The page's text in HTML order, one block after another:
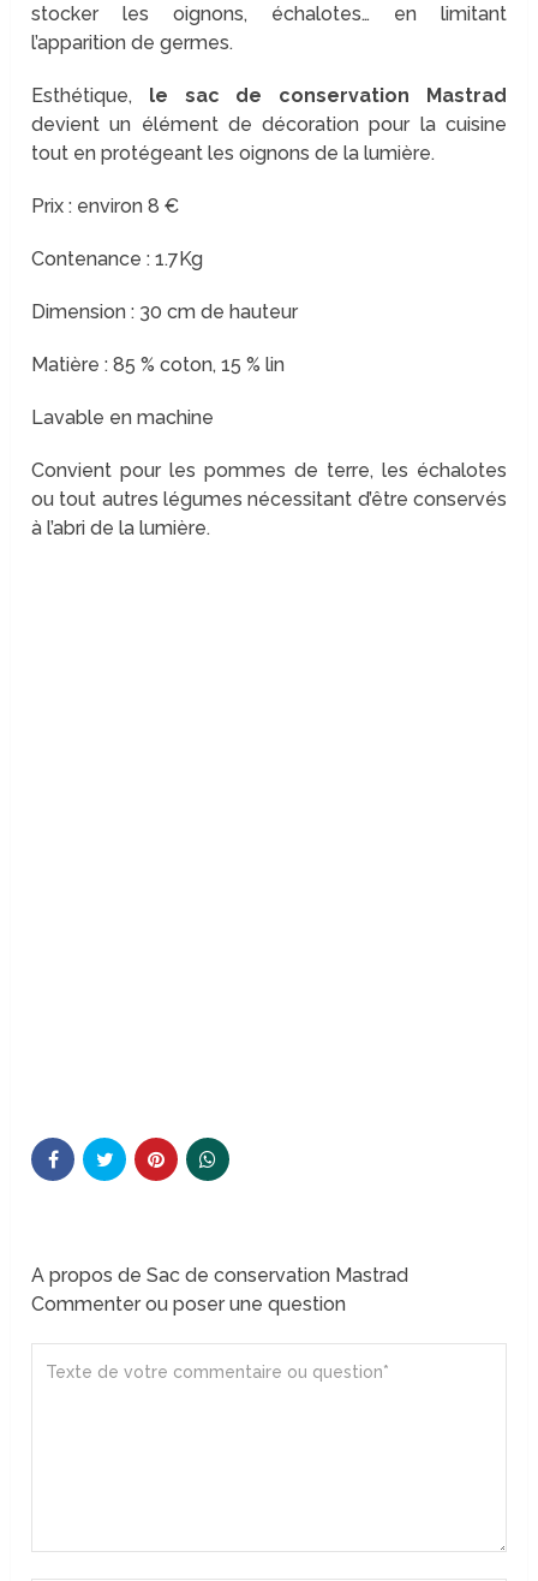
stocker les oignons, échalotes… en limitant
l’apparition de germes.
Esthétique, le sac de conservation Mastrad
devient un élément de décoration pour la cuisine
tout en protégeant les oignons de la lumière.
Prix : environ 8 €
Contenance : 1.7Kg
Dimension : 30 cm de hauteur
Matière : 85 % coton, 15 % lin
Lavable en machine
Convient pour les pommes de terre, les échalotes
ou tout autres légumes nécessitant d’être conservés
à l’abri de la lumière.
A propos de Sac de conservation Mastrad
Commenter ou poser une question